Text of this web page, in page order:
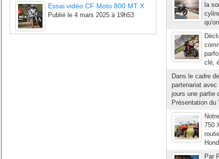
Essai vidéo CF Moto 800 MT X
Publié le 4 mars 2025 à 19h53
la
clé,
Dans le cadre
partenariat
jours une partie
Présentation du
750
Par